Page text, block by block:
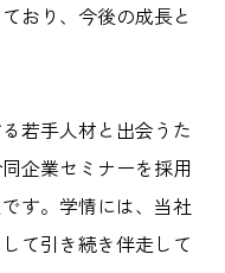
おり、今後の成長と
若手人材と出会うた
企業セミナーを採用
す。学情には、当社
て引き続き伴走して